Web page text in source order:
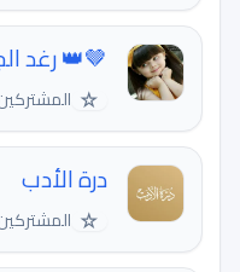
🤎👑 رغد
☆ المشتركين:
درة الأدب
☆ المشتركين: